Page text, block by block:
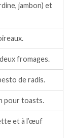
jambon) et
fromages.
de radis.
pour toasts.
et à l’œuf